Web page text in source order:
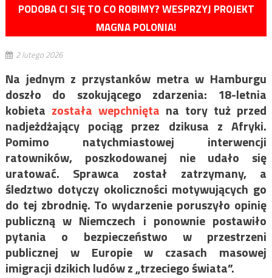
PODOBA CI SIĘ TO CO ROBIMY? WESPRZYJ PROJEKT
MAGNA POLONIA!
2 lutego 2026
Na jednym z przystanków metra w Hamburgu
doszło do szokującego zdarzenia: 18-letnia
kobieta została wepchnięta na tory tuż przed
nadjeżdżający pociąg przez dzikusa z Afryki.
Pomimo natychmiastowej interwencji
ratowników, poszkodowanej nie udało się
uratować. Sprawca został zatrzymany, a
śledztwo dotyczy okoliczności motywujących go
do tej zbrodnię. To wydarzenie poruszyło opinię
publiczną w Niemczech i ponownie postawiło
pytania o bezpieczeństwo w przestrzeni
publicznej w Europie w czasach masowej
imigracji dzikich ludów z „trzeciego świata”.